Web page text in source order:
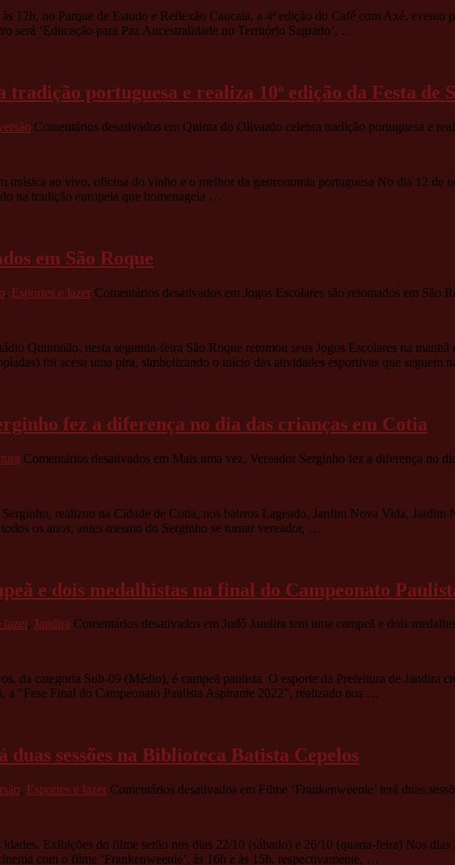
12h, no Parque de Estudo e Reflexão Caucaia, a 4ª edição do Café com Axé,
será ‘Educação para Paz Ancestralidade no Território Sagrado’, …
portuguesa e realiza 10ª edição da Festa de
Comentários desativados em Quinta do Olivardo celebra tradição portuguesa e
música ao vivo, oficina do vinho e o melhor da gastronomia portuguesa No dia 12 de
na tradição europeia que homenageia …
em São Roque
, Esportes e lazer Comentários desativados em Jogos Escolares são retomados em São
Quintinão, nesta segunda-feira São Roque retomou seus Jogos Escolares na
foi acesa uma pira, simbolizando o início das atividades esportivas que seguem
fez a diferença no dia das crianças em Cotia
Comentários desativados em Mais uma vez, Vereador Serginho fez a diferença no
realizou na Cidade de Cotia, nos bairros Lageado, Jardim Nova Vida,
os anos, antes mesmo do Serginho se tornar vereador, …
e dois medalhistas na final do Campeonato
lazer, Jandira Comentários desativados em Judô Jandira tem uma campeã e dois
da categoria Sub-09 (Médio), é campeã paulista O esporte da Prefeitura de Jandira
a “Fase Final do Campeonato Paulista Aspirante 2022”, realizado nos …
duas sessões na Biblioteca Batista Cepelos
, Esportes e lazer Comentários desativados em Filme ‘Frankenweenie’ terá duas
idades. Exibições do filme serão nos dias 22/10 (sábado) e 26/10 (quarta-feira) Nos
com o filme ‘Frankenweenie’, às 16h e às 15h, respectivamente, …